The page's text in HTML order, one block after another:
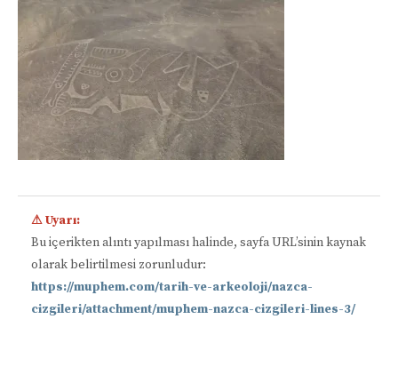
⚠ Uyarı:
Bu içerikten alıntı yapılması halinde, sayfa URL’sinin kaynak
olarak belirtilmesi zorunludur:
https://muphem.com/tarih-ve-arkeoloji/nazca-
cizgileri/attachment/muphem-nazca-cizgileri-lines-3/